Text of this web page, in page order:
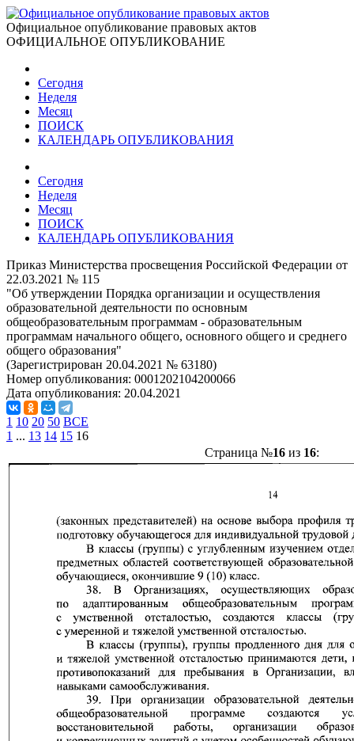
Официальное опубликование правовых актов
ОФИЦИАЛЬНОЕ ОПУБЛИКОВАНИЕ
Сегодня
Неделя
Месяц
ПОИСК
КАЛЕНДАРЬ ОПУБЛИКОВАНИЯ
Сегодня
Неделя
Месяц
ПОИСК
КАЛЕНДАРЬ ОПУБЛИКОВАНИЯ
Приказ Министерства просвещения Российской Федерации от
22.03.2021 № 115
"Об утверждении Порядка организации и осуществления
образовательной деятельности по основным
общеобразовательным программам - образовательным
программам начального общего, основного общего и среднего
общего образования"
(Зарегистрирован 20.04.2021 № 63180)
Номер опубликования: 0001202104200066
Дата опубликования: 20.04.2021
1 10 20 50 ВСЕ
1 ... 13 14 15 16
Страница №16из 16: